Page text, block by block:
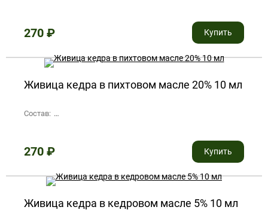
270 ₽ Купить
Живица кедра в пихтовом масле 20% 10 мл
Состав: живица кедра очищенная 20%, эфирное пихтовое масло
270 ₽ Купить
Живица кедра в кедровом масле 5% 10 мл